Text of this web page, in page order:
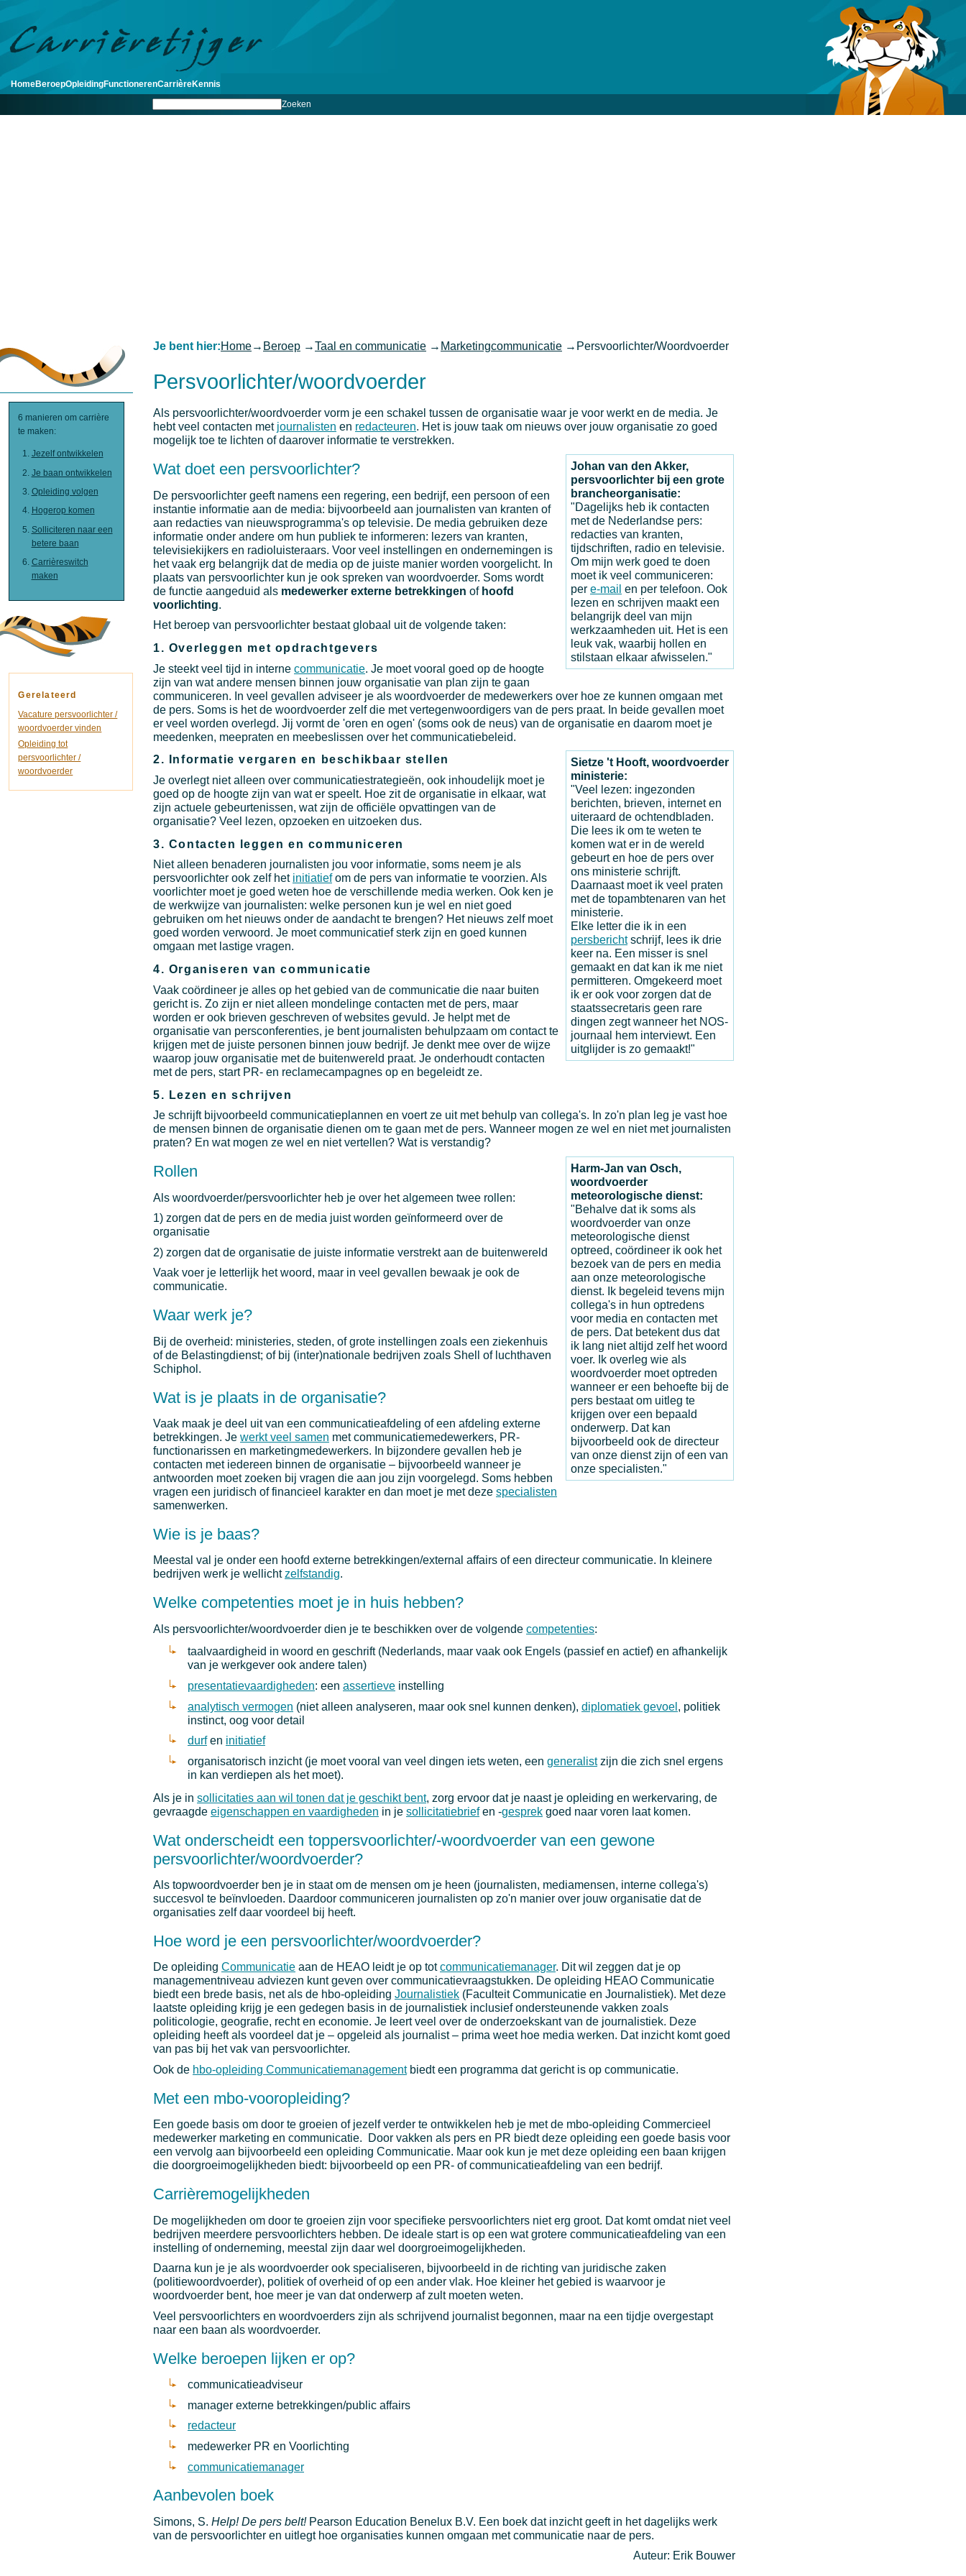
HomeBeroepOpleidingFunctionerenCarrièreKennis
Zoeken
Persvoorlichter/woordvoerder
Als persvoorlichter/woordvoerder vorm je een schakel tussen de organisatie waar je voor werkt en de media. Je
hebt veel contacten met journalisten en redacteuren. Het is jouw taak om nieuws over jouw organisatie zo goed
mogelijk toe te lichten of daarover informatie te verstrekken.
Johan van den Akker,
persvoorlichter bij een grote
brancheorganisatie:
"Dagelijks heb ik contacten
met de Nederlandse pers:
redacties van kranten,
tijdschriften, radio en televisie.
Om mijn werk goed te doen
moet ik veel communiceren:
per e-mail en per telefoon. Ook
lezen en schrijven maakt een
belangrijk deel van mijn
werkzaamheden uit. Het is een
leuk vak, waarbij hollen en
stilstaan elkaar afwisselen."
Wat doet een persvoorlichter?
De persvoorlichter geeft namens een regering, een bedrijf, een persoon of een
instantie informatie aan de media: bijvoorbeeld aan journalisten van kranten of
aan redacties van nieuwsprogramma's op televisie. De media gebruiken deze
informatie onder andere om hun publiek te informeren: lezers van kranten,
televisiekijkers en radioluisteraars. Voor veel instellingen en ondernemingen is
het vaak erg belangrijk dat de media op de juiste manier worden voorgelicht. In
plaats van persvoorlichter kun je ook spreken van woordvoerder. Soms wordt
de functie aangeduid als medewerker externe betrekkingen of hoofd
voorlichting.
Het beroep van persvoorlichter bestaat globaal uit de volgende taken:
1. Overleggen met opdrachtgevers
Je steekt veel tijd in interne communicatie. Je moet vooral goed op de hoogte
zijn van wat andere mensen binnen jouw organisatie van plan zijn te gaan
communiceren. In veel gevallen adviseer je als woordvoerder de medewerkers over hoe ze kunnen omgaan met
de pers. Soms is het de woordvoerder zelf die met vertegenwoordigers van de pers praat. In beide gevallen moet
er veel worden overlegd. Jij vormt de 'oren en ogen' (soms ook de neus) van de organisatie en daarom moet je
meedenken, meepraten en meebeslissen over het communicatiebeleid.
Sietze 't Hooft, woordvoerder
ministerie:
"Veel lezen: ingezonden
berichten, brieven, internet en
uiteraard de ochtendbladen.
Die lees ik om te weten te
komen wat er in de wereld
gebeurt en hoe de pers over
ons ministerie schrijft.
Daarnaast moet ik veel praten
met de topambtenaren van het
ministerie.
Elke letter die ik in een
persberichtschrijf, lees ik drie
keer na. Een misser is snel
gemaakt en dat kan ik me niet
permitteren. Omgekeerd moet
ik er ook voor zorgen dat de
staatssecretaris geen rare
dingen zegt wanneer het NOS-
journaal hem interviewt. Een
uitglijder is zo gemaakt!"
2. Informatie vergaren en beschikbaar stellen
Je overlegt niet alleen over communicatiestrategieën, ook inhoudelijk moet je
goed op de hoogte zijn van wat er speelt. Hoe zit de organisatie in elkaar, wat
zijn actuele gebeurtenissen, wat zijn de officiële opvattingen van de
organisatie? Veel lezen, opzoeken en uitzoeken dus.
3. Contacten leggen en communiceren
Niet alleen benaderen journalisten jou voor informatie, soms neem je als
persvoorlichter ook zelf het initiatiefom de pers van informatie te voorzien. Als
voorlichter moet je goed weten hoe de verschillende media werken. Ook ken je
de werkwijze van journalisten: welke personen kun je wel en niet goed
gebruiken om het nieuws onder de aandacht te brengen? Het nieuws zelf moet
goed worden verwoord. Je moet communicatief sterk zijn en goed kunnen
omgaan met lastige vragen.
4. Organiseren van communicatie
Vaak coördineer je alles op het gebied van de communicatie die naar buiten
gericht is. Zo zijn er niet alleen mondelinge contacten met de pers, maar
worden er ook brieven geschreven of websites gevuld. Je helpt met de
organisatie van persconferenties, je bent journalisten behulpzaam om contact te
krijgen met de juiste personen binnen jouw bedrijf. Je denkt mee over de wijze
waarop jouw organisatie met de buitenwereld praat. Je onderhoudt contacten
met de pers, start PR- en reclamecampagnes op en begeleidt ze.
5. Lezen en schrijven
Je schrijft bijvoorbeeld communicatieplannen en voert ze uit met behulp van collega's. In zo'n plan leg je vast hoe
de mensen binnen de organisatie dienen om te gaan met de pers. Wanneer mogen ze wel en niet met journalisten
praten? En wat mogen ze wel en niet vertellen? Wat is verstandig?
Harm-Jan van Osch,
woordvoerder
meteorologische dienst:
"Behalve dat ik soms als
woordvoerder van onze
meteorologische dienst
optreed, coördineer ik ook het
bezoek van de pers en media
aan onze meteorologische
dienst. Ik begeleid tevens mijn
collega's in hun optredens
voor media en contacten met
de pers. Dat betekent dus dat
ik lang niet altijd zelf het woord
voer. Ik overleg wie als
woordvoerder moet optreden
wanneer er een behoefte bij de
pers bestaat om uitleg te
krijgen over een bepaald
onderwerp. Dat kan
bijvoorbeeld ook de directeur
van onze dienst zijn of een van
onze specialisten."
Rollen
Als woordvoerder/persvoorlichter heb je over het algemeen twee rollen:
1) zorgen dat de pers en de media juist worden geïnformeerd over de
organisatie
2) zorgen dat de organisatie de juiste informatie verstrekt aan de buitenwereld
Vaak voer je letterlijk het woord, maar in veel gevallen bewaak je ook de
communicatie.
Waar werk je?
Bij de overheid: ministeries, steden, of grote instellingen zoals een ziekenhuis
of de Belastingdienst; of bij (inter)nationale bedrijven zoals Shell of luchthaven
Schiphol.
Wat is je plaats in de organisatie?
Vaak maak je deel uit van een communicatieafdeling of een afdeling externe
betrekkingen. Je werkt veel samen met communicatiemedewerkers, PR-
functionarissen en marketingmedewerkers. In bijzondere gevallen heb je
contacten met iedereen binnen de organisatie – bijvoorbeeld wanneer je
antwoorden moet zoeken bij vragen die aan jou zijn voorgelegd. Soms hebben
vragen een juridisch of financieel karakter en dan moet je met deze specialisten
samenwerken.
Wie is je baas?
Meestal val je onder een hoofd externe betrekkingen/external affairs of een directeur communicatie. In kleinere
bedrijven werk je wellichtzelfstandig.
Welke competenties moet je in huis hebben?
Als persvoorlichter/woordvoerder dien je te beschikken over de volgende competenties:
taalvaardigheid in woord en geschrift (Nederlands, maar vaak ook Engels (passief en actief) en afhankelijk
van je werkgever ook andere talen)
presentatievaardigheden: een assertieve instelling
analytisch vermogen (niet alleen analyseren, maar ook snel kunnen denken), diplomatiek gevoel , politiek
instinct, oog voor detail
durfen initiatief
organisatorisch inzicht (je moet vooral van veel dingen iets weten, een generalistzijn die zich snel ergens
in kan verdiepen als het moet).
Als je in sollicitaties aan wil tonen dat je geschikt bent, zorg ervoor dat je naast je opleiding en werkervaring, de
gevraagde eigenschappen en vaardigheden in je sollicitatiebriefen -gesprek goed naar voren laat komen.
Wat onderscheidt een toppersvoorlichter/-woordvoerder van een gewone
persvoorlichter/woordvoerder?
Als topwoordvoerder ben je in staat om de mensen om je heen (journalisten, mediamensen, interne collega's)
succesvol te beïnvloeden. Daardoor communiceren journalisten op zo'n manier over jouw organisatie dat de
organisaties zelf daar voordeel bij heeft.
Hoe word je een persvoorlichter/woordvoerder?
De opleiding Communicatie aan de HEAO leidt je op totcommunicatiemanager. Dit wil zeggen dat je op
managementniveau adviezen kunt geven over communicatievraagstukken. De opleiding HEAO Communicatie
biedt een brede basis, net als de hbo-opleiding Journalistiek (Faculteit Communicatie en Journalistiek). Met deze
laatste opleiding krijg je een gedegen basis in de journalistiek inclusief ondersteunende vakken zoals
politicologie, geografie, recht en economie. Je leert veel over de onderzoekskant van de journalistiek. Deze
opleiding heeft als voordeel dat je – opgeleid als journalist – prima weet hoe media werken. Dat inzicht komt goed
van pas bij het vak van persvoorlichter.
Ook de hbo-opleiding Communicatiemanagementbiedt een programma dat gericht is op communicatie.
Met een mbo-vooropleiding?
Een goede basis om door te groeien of jezelf verder te ontwikkelen heb je met de mbo-opleiding Commercieel
medewerker marketing en communicatie. Door vakken als pers en PR biedt deze opleiding een goede basis voor
een vervolg aan bijvoorbeeld een opleiding Communicatie. Maar ook kun je met deze opleiding een baan krijgen
die doorgroeimogelijkheden biedt: bijvoorbeeld op een PR- of communicatieafdeling van een bedrijf.
Carrièremogelijkheden
De mogelijkheden om door te groeien zijn voor specifieke persvoorlichters niet erg groot. Dat komt omdat niet veel
bedrijven meerdere persvoorlichters hebben. De ideale start is op een wat grotere communicatieafdeling van een
instelling of onderneming, meestal zijn daar wel doorgroeimogelijkheden.
Daarna kun je je als woordvoerder ook specialiseren, bijvoorbeeld in de richting van juridische zaken
(politiewoordvoerder), politiek of overheid of op een ander vlak. Hoe kleiner het gebied is waarvoor je
woordvoerder bent, hoe meer je van dat onderwerp af zult moeten weten.
Veel persvoorlichters en woordvoerders zijn als schrijvend journalist begonnen, maar na een tijdje overgestapt
naar een baan als woordvoerder.
Welke beroepen lijken er op?
communicatieadviseur
manager externe betrekkingen/public affairs
redacteur
medewerker PR en Voorlichting
communicatiemanager
Aanbevolen boek
Simons, S. Help! De pers belt!Pearson Education Benelux B.V. Een boek dat inzicht geeft in het dagelijks werk
van de persvoorlichter en uitlegt hoe organisaties kunnen omgaan met communicatie naar de pers.
Auteur: Erik Bouwer
Je bent hier:Home→ Beroep →Taal en communicatie → Marketingcommunicatie → Persvoorlichter/Woordvoerder
6 manieren om carrière
te maken:
Jezelf ontwikkelen
Je baan ontwikkelen
Opleiding volgen
Hogerop komen
Solliciteren naar een
betere baan
Carrièreswitch
maken
Gerelateerd
Vacature persvoorlichter /
woordvoerder vinden
Opleiding tot
persvoorlichter /
woordvoerder